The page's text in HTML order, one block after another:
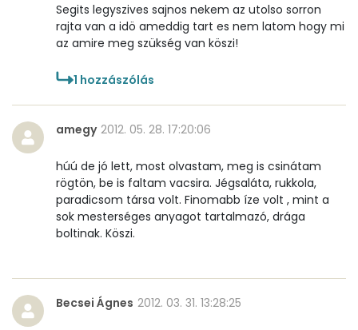
Összesen
Segits legyszives sajnos nekem az utolso sorron
rajta van a idö ameddig tart es nem latom hogy mi
az amire meg szükség van köszi!
1 hozzászólás
amegy 2012. 05. 28. 17:20:06
húú de jó lett, most olvastam, meg is csinátam
rögtön, be is faltam vacsira. Jégsaláta, rukkola,
paradicsom társa volt. Finomabb íze volt , mint a
sok mesterséges anyagot tartalmazó, drága
boltinak. Köszi.
Becsei Ágnes 2012. 03. 31. 13:28:25